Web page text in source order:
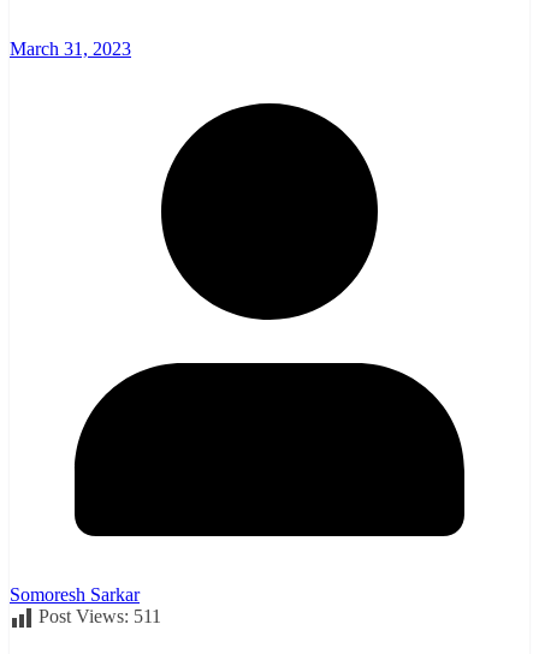
March 31, 2023
Somoresh Sarkar
Post Views: 511